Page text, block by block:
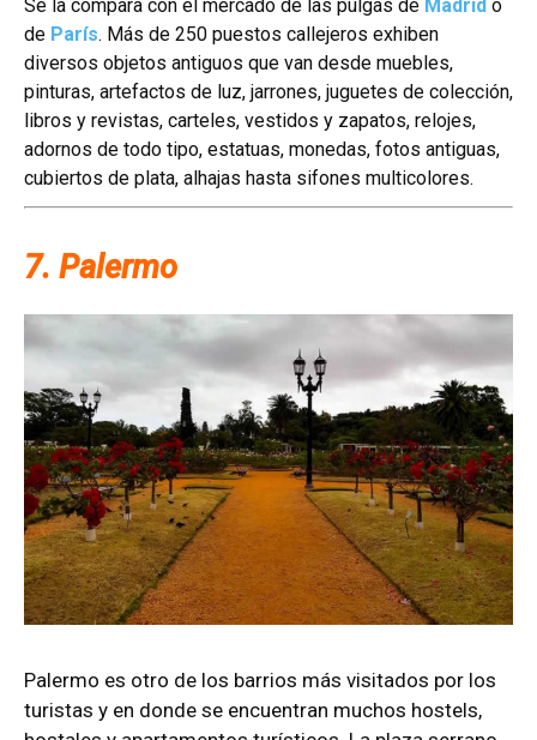
Se la compara con el mercado de las pulgas de Madrid o
de París. Más de 250 puestos callejeros exhiben
diversos objetos antiguos que van desde muebles,
pinturas, artefactos de luz, jarrones, juguetes de colección,
libros y revistas, carteles, vestidos y zapatos, relojes,
adornos de todo tipo, estatuas, monedas, fotos antiguas,
cubiertos de plata, alhajas hasta sifones multicolores.
7. Palermo
Palermo es otro de los barrios más visitados por los
turistas y en donde se encuentran muchos hostels,